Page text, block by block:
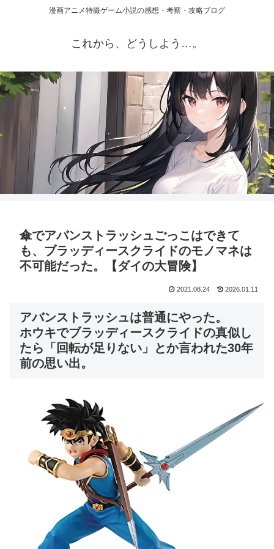
漫画アニメ特撮ゲーム小説の感想・考察・攻略ブログ
これから、どうしよう…。
傘でアバンストラッシュごっこはできて
も、ブラッディースクライドのモノマネは
不可能だった。【ダイの大冒険】
2021.08.24 2026.01.11
アバンストラッシュは普通にやった。
ホウキでブラッディースクライドの真似し
たら「回転が足りない」とか言われた30年
前の思い出。